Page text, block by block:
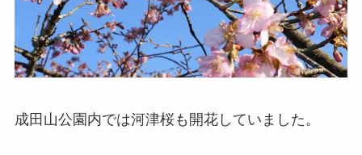
成田山公園内では河津桜も開花していました。